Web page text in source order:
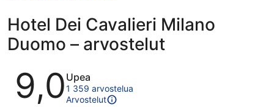
Hotel Dei Cavalieri Milano
Duomo – arvostelut
Arvostelut
9,0 Upea
1 359 arvostelua
Arvostelut